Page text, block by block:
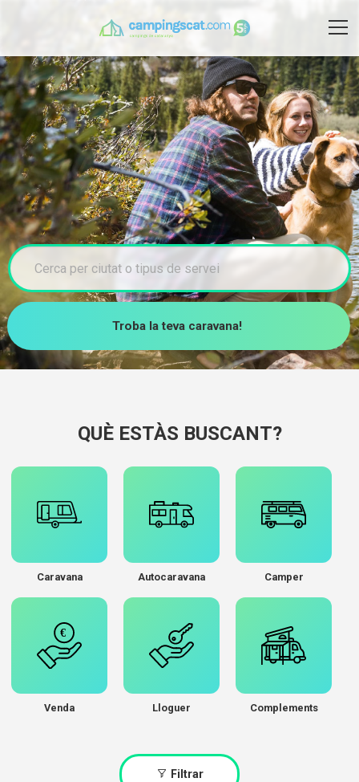
Troba la teva caravana!
QUÈ ESTÀS BUSCANT?
Caravana Autocaravana Camper
Venda Lloguer Complements
Filtrar